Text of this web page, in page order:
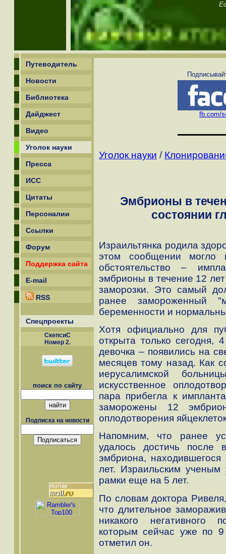
Путеводитель
Новости
Библиотека
Дайджест
Видео
Уголок науки
Пресса
ИСС
Цитаты
Персоналии
Ссылки
Форум
Поддержка сайта
E-mail
RSS
Спецпроекты
СкепсиС
Номер 2.
поиск по сайту
Подписка на новости
fb.com/
Уголок науки /
Эмбрионы в
состоянии
Израильтянка родила
этом сообщении
обстоятельство –
эмбрионы в течение 12
заморозки. Это самый
ранее замороженный
беременности и
Хотя официально для
открыта только сегодня,
девочка – появились на
месяцев тому назад. Как
иерусалимской
искусственное
пара прибегла к
заморожены 12
оплодотворения
Напомним, что ранее
удалось достичь после
эмбриона, находившегося
лет. Израильским ученым
рамки еще на 5 лет.
По словам доктора
что длительное
никакого негативного
которым сейчас уже по
отметил он.